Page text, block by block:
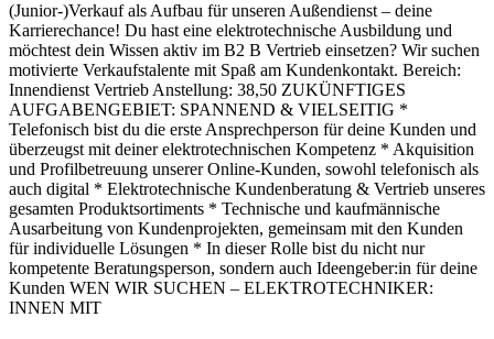
(Junior-)Verkauf als Aufbau für unseren Außendienst – deine
Karrierechance! Du hast eine elektrotechnische Ausbildung und
möchtest dein Wissen aktiv im B2 B Vertrieb einsetzen? Wir suchen
motivierte Verkaufstalente mit Spaß am Kundenkontakt. Bereich:
Innendienst Vertrieb Anstellung: 38,50 ZUKÜNFTIGES
AUFGABENGEBIET: SPANNEND & VIELSEITIG *
Telefonisch bist du die erste Ansprechperson für deine Kunden und
überzeugst mit deiner elektrotechnischen Kompetenz * Akquisition
und Profilbetreuung unserer Online-Kunden, sowohl telefonisch als
auch digital * Elektrotechnische Kundenberatung & Vertrieb unseres
gesamten Produktsortiments * Technische und kaufmännische
Ausarbeitung von Kundenprojekten, gemeinsam mit den Kunden
für individuelle Lösungen * In dieser Rolle bist du nicht nur
kompetente Beratungsperson, sondern auch Ideengeber:in für deine
Kunden WEN WIR SUCHEN – ELEKTROTECHNIKER:
INNEN MIT